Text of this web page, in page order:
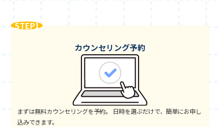
STEP1
カウンセリング予約
まずは無料カウンセリングを予約。 日時を選ぶだけで、簡単にお申し
込みできます。